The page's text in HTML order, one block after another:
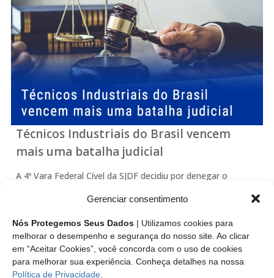
Gerenciar consentimento
Nós Protegemos Seus Dados | Utilizamos cookies para
melhorar o desempenho e segurança do nosso site. Ao clicar
em “Aceitar Cookies”, você concorda com o uso de cookies
para melhorar sua experiência. Conheça detalhes na nossa
Política de Privacidade
Técnicos Industriais do Brasil vencem
mais uma batalha judicial
A 4º Vara Federal Cível da SJDF decidiu por denegar o
102 de 25 de julho de 2020, a referida resolução trata das
atribuições dos Técnicos em Geologia e dá outras
providencias.…
Leia mais